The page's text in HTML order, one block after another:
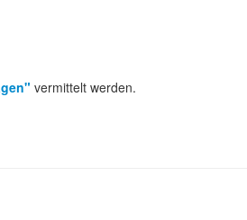
vermittelt werden.